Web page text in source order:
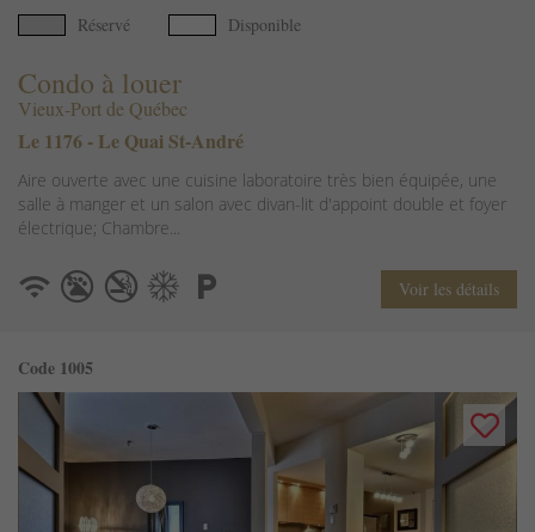
Réservé Disponible
Condo à louer
Vieux-Port de Québec
Le 1176 - Le Quai St-André
Aire ouverte avec une cuisine laboratoire très bien équipée, une
salle à manger et un salon avec divan-lit d'appoint double et foyer
électrique; Chambre...
Voir les détails
Code 1005